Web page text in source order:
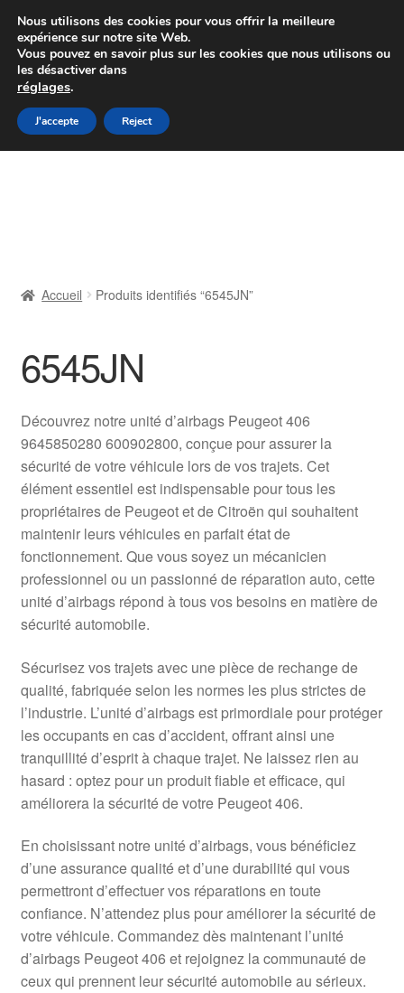
Colissimo livraison à partir de 7 EUR
Du lundi au vendredi de 9 h à 16 h
Aller
à
Aller
au
Livraison
Livraison internationale
Mon compte
Paiements
Panier
Plainte
Procédure de Réclamation
Termes et conditions
Accueil Produits identifiés “6545JN”
6545JN
Découvrez notre unité d’airbags Peugeot 406
9645850280 600902800, conçue pour assurer la
sécurité de votre véhicule lors de vos trajets. Cet
élément essentiel est indispensable pour tous les
propriétaires de Peugeot et de Citroën qui souhaitent
maintenir leurs véhicules en parfait état de
fonctionnement. Que vous soyez un mécanicien
professionnel ou un passionné de réparation auto, cette
unité d’airbags répond à tous vos besoins en matière de
sécurité automobile.
Sécurisez vos trajets avec une pièce de rechange de
qualité, fabriquée selon les normes les plus strictes de
l’industrie. L’unité d’airbags est primordiale pour protéger
les occupants en cas d’accident, offrant ainsi une
tranquillité d’esprit à chaque trajet. Ne laissez rien au
hasard : optez pour un produit fiable et efficace, qui
améliorera la sécurité de votre Peugeot 406.
En choisissant notre unité d’airbags, vous bénéficiez
d’une assurance qualité et d’une durabilité qui vous
permettront d’effectuer vos réparations en toute
confiance. N’attendez plus pour améliorer la sécurité de
votre véhicule. Commandez dès maintenant l’unité
d’airbags Peugeot 406 et rejoignez la communauté de
ceux qui prennent leur sécurité automobile au sérieux.
Nous utilisons des cookies pour vous offrir la meilleure
expérience sur notre site Web.
Vous pouvez en savoir plus sur les cookies que nous utilisons ou
les désactiver dans
réglages.
J'accepte Reject